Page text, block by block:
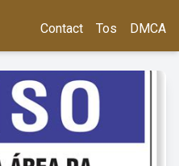
Contact Tos DMCA